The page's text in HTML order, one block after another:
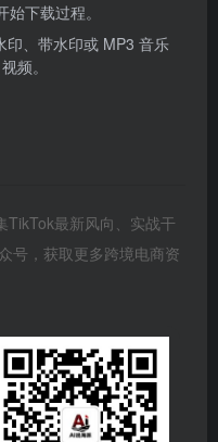
始下载过程。
印、带水印或 MP3 音乐
频。
TikTok最新风向、实战干
号，获取更多跨境电商资